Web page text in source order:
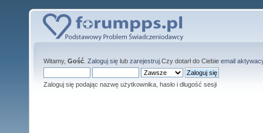
Witamy, Gość Zaloguj się lub zarejestruj .Czy dotarł do Ciebie email
Zaloguj się podając nazwę użytkownika, hasło i długość sesji